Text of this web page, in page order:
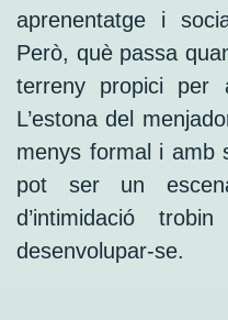
aprenentatge i
Però, què passa
terreny propici per
L’estona del
menys formal i amb
pot ser un
d’intimidació
desenvolupar-se.